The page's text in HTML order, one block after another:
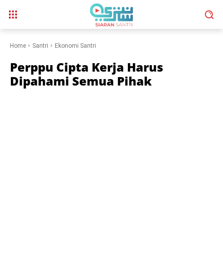
Home Santri Ekonomi Santri
Perppu Cipta Kerja Harus
Dipahami Semua Pihak